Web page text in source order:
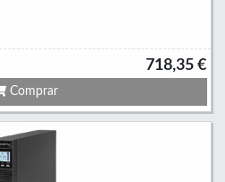
718,35 €
Comprar